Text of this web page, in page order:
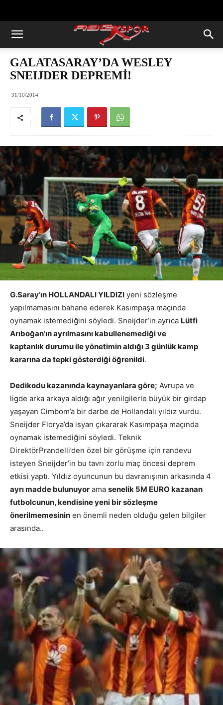
GALATASARAY’DA WESLEY
SNEIJDER DEPREMİ!
31/10/2014
G.Saray’ın HOLLANDALI YILDIZI yeni sözleşme
yapılmamasını bahane ederek Kasımpaşa maçında
oynamak istemediğini söyledi. Sneijder’in ayrıca Lütfi
Arıboğan’ın ayrılmasını kabullenemediği ve
kaptanlık durumu ile yönetimin aldığı 3 günlük kamp
kararına da tepki gösterdiği öğrenildi.
Dedikodu kazanında kaynayanlara göre; Avrupa ve
ligde arka arkaya aldığı ağır yenilgilerle büyük bir girdap
yaşayan Cimbom’a bir darbe de Hollandalı yıldız vurdu.
Sneijder Florya’da isyan çıkararak Kasımpaşa maçında
oynamak istemediğini söyledi. Teknik
DirektörPrandelli’den özel bir görüşme için randevu
isteyen Sneijder’in bu tavrı zorlu maç öncesi deprem
etkisi yaptı. Yıldız oyuncunun bu davranışının arkasında 4
ayrı madde bulunuyor ama senelik 5M EURO kazanan
futbolcunun, kendisine yeni bir sözleşme
önerilmemesinin en önemli neden olduğu gelen bilgiler
arasında..